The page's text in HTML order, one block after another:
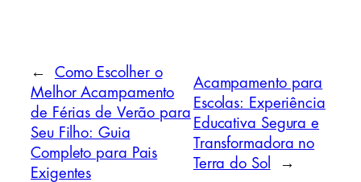
←
Como Escolher o
Melhor Acampamento
de Férias de Verão para
Seu Filho: Guia
Completo para Pais
Exigentes
Acampamento para
Escolas: Experiência
Educativa Segura e
Transformadora no
Terra do Sol
→